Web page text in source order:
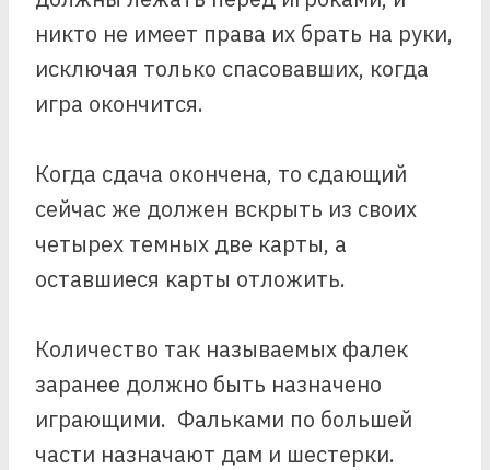
никто не имеет права их брать на руки,
исключая только спасовавших, когда
игра окончится.
Когда сдача окончена, то сдающий
сейчас же должен вскрыть из своих
четырех темных две карты, а
оставшиеся карты отложить.
Количество так называемых фалек
заранее должно быть назначено
играющими. Фальками по большей
части назначают дам и шестерки.